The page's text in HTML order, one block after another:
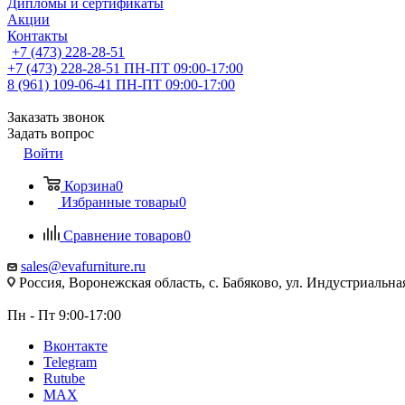
Дипломы и сертификаты
Акции
Контакты
+7 (473) 228-28-51
+7 (473) 228-28-51 ПН-ПТ 09:00-17:00
8 (961) 109-06-41 ПН-ПТ 09:00-17:00
Заказать звонок
Задать вопрос
Войти
Корзина0
Избранные товары0
Сравнение товаров0
sales@evafurniture.ru
Россия, Воронежская область, с. Бабяково, ул.
Пн - Пт 9:00-17:00
Вконтакте
Telegram
Rutube
MAX